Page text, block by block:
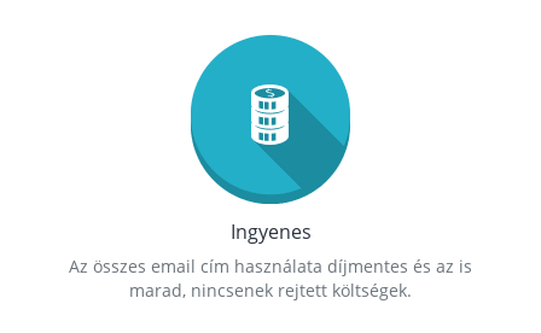
Ingyenes
Az összes email cím használata díjmentes és az is
marad, nincsenek rejtett költségek.